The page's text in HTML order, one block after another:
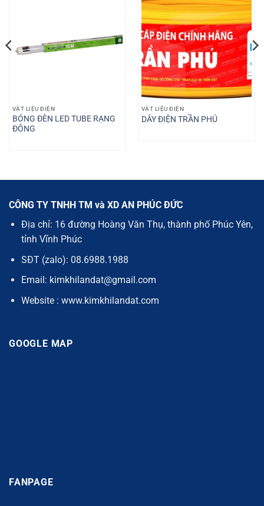
VẬT LIỆU ĐIỆN
BÓNG ĐÈN LED TUBE RẠNG
ĐÔNG
VẬT LIỆU ĐIỆN
DÂY ĐIỆN TRẦN PHÚ
CÔNG TY TNHH TM và XD AN PHÚC ĐỨC
Địa chỉ: 16 đường Hoàng Văn Thụ, thành phố Phúc Yên,
tỉnh Vĩnh Phúc
SĐT (zalo): 08.6988.1988
Email: kimkhilandat@gmail.com
Website : www.kimkhilandat.com
GOOGLE MAP
FANPAGE